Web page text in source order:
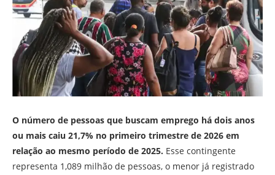
O número de pessoas que buscam emprego há dois anos
ou mais caiu 21,7% no primeiro trimestre de 2026 em
relação ao mesmo período de 2025. Esse contingente
representa 1,089 milhão de pessoas, o menor já registrado